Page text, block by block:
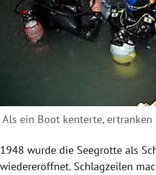
Als ein Boot kenterte,
1948 wurde die Seegrotte als
wiedereröffnet. Schlagzeilen